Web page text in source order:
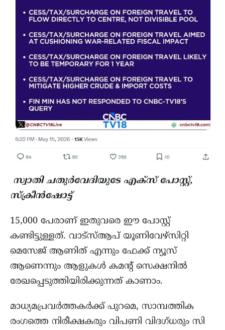
സ്വാതി ചതുർവേദിയുടേ എക്സ് പോസ്റ്റ്,
സ്ക്രീൻഷോട്ട്
15,000 പേരാണ് ഇതുവരെ ഈ പോസ്റ്റ്
കണ്ടിട്ടുള്ളത്. വാട്സ്ആപ് യൂണിവേഴ്സിറ്റി
മെസേജ് ആണിത് എന്നും ഫേക്ക് ന്യൂസ്
ആണെന്നും ആളുകൾ കമൻ്റ് സെക്ഷനിൽ
രേഖപ്പെടുത്തിയിരിക്കുന്നത് കാണാം.
മാധ്യമപ്രവർത്തകർക്ക് പുറമെ, സാമ്പത്തിക
രംഗത്തെ നിരീക്ഷകരും വിപണി വിദഗ്ധരും സി